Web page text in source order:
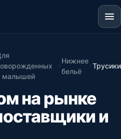
малышей
Нижнее
бельё
Трусики
на рынке
и